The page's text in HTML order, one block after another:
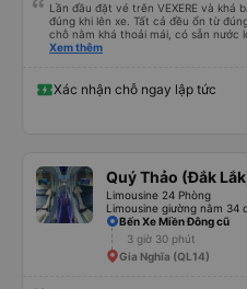
Lần đầu đặt vé trên VEXERE và khá
đúng khi lên xe. Tất cả đều ổn từ
chỗ nằm khá thoải mái, có sẵn nước
để sạc pin thôi. Nhưng vậy cũng quá
Xem thêm
Xác nhận chỗ ngay lập tức
Quý Thảo (Đắk
Limousine 24 Phòng
Limousine giường nằm 34
Bến Xe Miền Đông cũ
3 giờ 30 phút
Gia Nghĩa (QL14)